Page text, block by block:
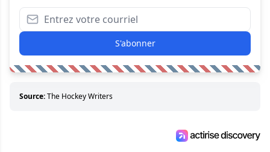
S'abonner
Source:The Hockey Writers